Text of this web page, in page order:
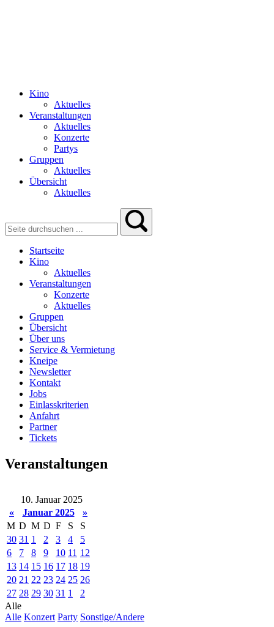
Kino
Aktuelles
Veranstaltungen
Aktuelles
Konzerte
Partys
Gruppen
Aktuelles
Übersicht
Aktuelles
Startseite
Kino
Aktuelles
Veranstaltungen
Konzerte
Aktuelles
Gruppen
Übersicht
Über uns
Service & Vermietung
Kneipe
Newsletter
Kontakt
Jobs
Einlasskriterien
Anfahrt
Partner
Tickets
Veranstaltungen
10. Januar 2025
«
Januar 2025
»
M D M D F S
S
30 31 1 2 3 4
5
6
7 8 9 10 11 12
13 14 15 16 17 18 19
20 21 22 23 24 25 26
27 28 29 30 31 1
2
Alle
Alle Konzert Party Sonstige/Andere